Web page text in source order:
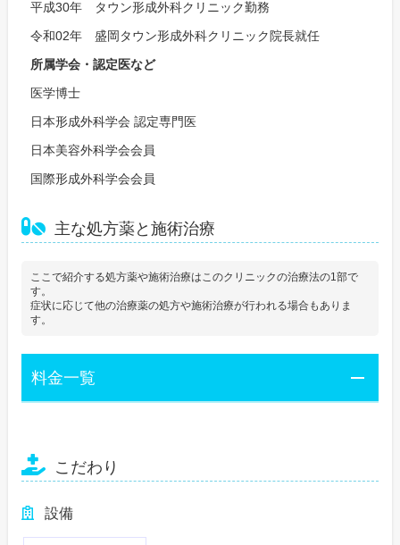
平成30年 タウン形成外科クリニック勤務
令和02年 盛岡タウン形成外科クリニック院長就任
所属学会・認定医など
医学博士
日本形成外科学会 認定専門医
日本美容外科学会会員
国際形成外科学会会員
主な処方薬と施術治療
ここで紹介する処方薬や施術治療はこのクリニックの治療法の1部で
す。
症状に応じて他の治療薬の処方や施術治療が行われる場合もありま
す。
料金一覧
こだわり
設備